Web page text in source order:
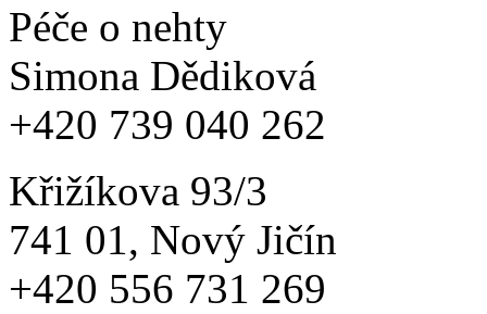
Péče o nehty
Simona Dědiková
+420 739 040 262
Křižíkova 93/3
741 01, Nový Jičín
+420 556 731 269